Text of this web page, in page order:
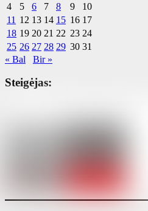
4
5 6 7 8 9
10
11 12 13 14 15 16 17
18 19 20 21 22 23 24
25 26 27 28 29 30 31
« Bal
Bir »
Steigėjas: